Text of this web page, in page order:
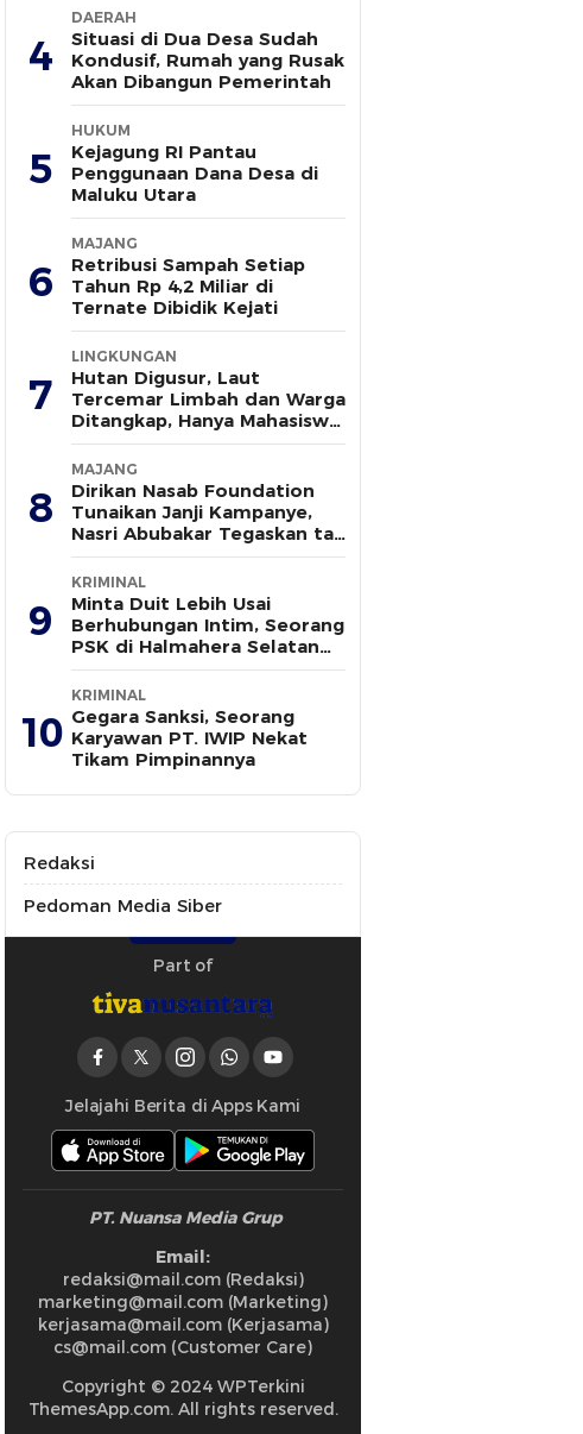
4
DAERAH
Situasi di Dua Desa Sudah
Kondusif, Rumah yang Rusak
Akan Dibangun Pemerintah
5
HUKUM
Kejagung RI Pantau
Penggunaan Dana Desa di
Maluku Utara
6
MAJANG
Retribusi Sampah Setiap
Tahun Rp 4,2 Miliar di
Ternate Dibidik Kejati
7
LINGKUNGAN
Hutan Digusur, Laut
Tercemar Limbah dan Warga
Ditangkap, Hanya Mahasiswa
yang Bersuara
8
MAJANG
Dirikan Nasab Foundation
Tunaikan Janji Kampanye,
Nasri Abubakar Tegaskan tak
Ada Kepentingan Politik
9
KRIMINAL
Minta Duit Lebih Usai
Berhubungan Intim, Seorang
PSK di Halmahera Selatan
Tewas Ditusuk
10
KRIMINAL
Gegara Sanksi, Seorang
Karyawan PT. IWIP Nekat
Tikam Pimpinannya
Redaksi
Pedoman Media Siber
Part of
Jelajahi Berita di Apps Kami
PT. Nuansa Media Grup
Email:
redaksi@mail.com (Redaksi)
marketing@mail.com (Marketing)
kerjasama@mail.com (Kerjasama)
cs@mail.com (Customer Care)
Copyright © 2024 WPTerkini
ThemesApp.com. All rights reserved.